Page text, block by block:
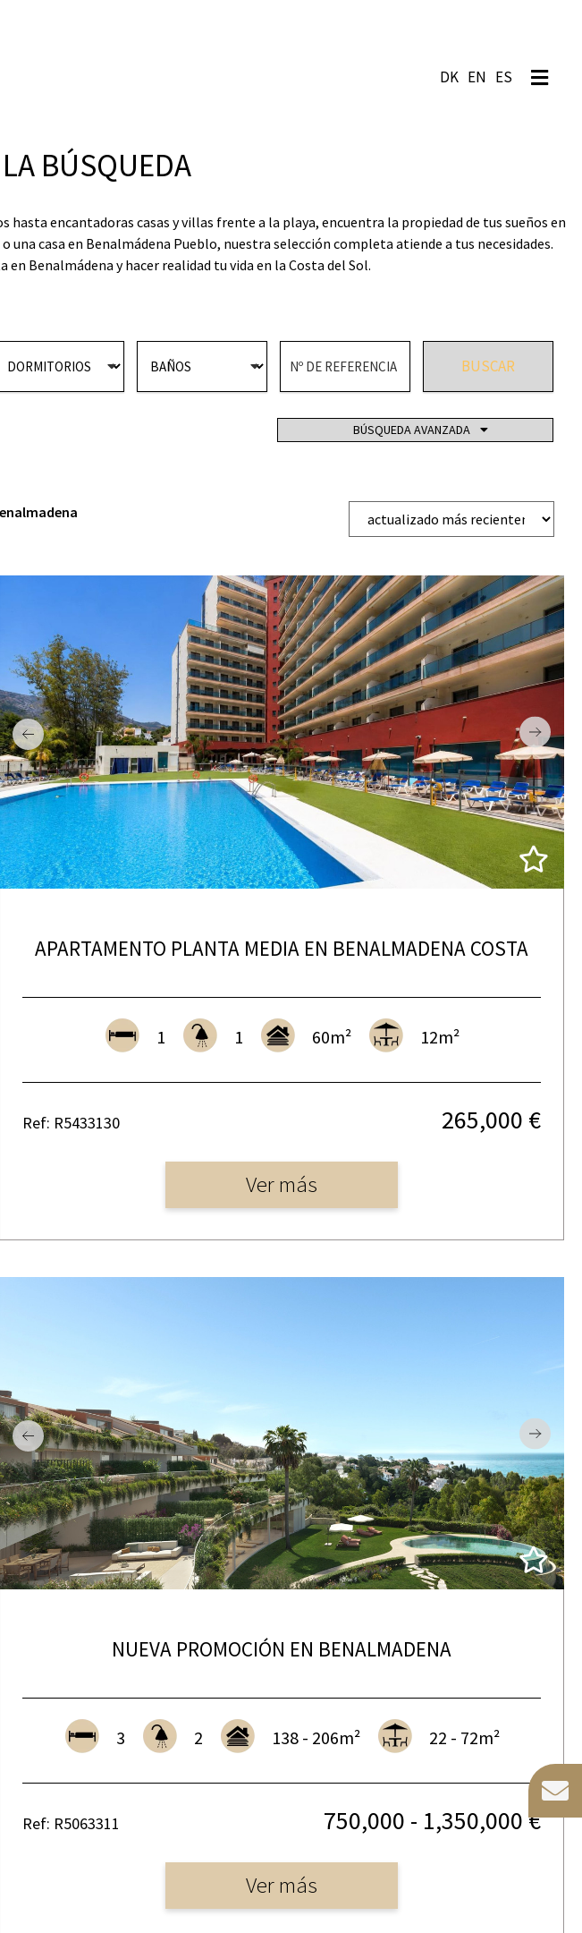
EN ES
BÚSQUEDA
encantadoras casas y villas frente a la playa, encuentra la propiedad de tus sueños en
casa en Benalmádena Pueblo, nuestra selección completa atiende a tus necesidades.
Benalmádena y hacer realidad tu vida en la Costa del Sol.
BUSCAR
BÚSQUEDA AVANZADA
PISTA DE TENIS
APARTAMENTO PLANTA MEDIA EN BENALMADENA COSTA
1 1 60m² 12m²
Ref: R5433130 265,000 €
Ver más
NUEVA PROMOCIÓN EN BENALMADENA
3 2 138 - 206m² 22 - 72m²
Ref: R5063311 750,000 - 1,350,000 €
Ver más